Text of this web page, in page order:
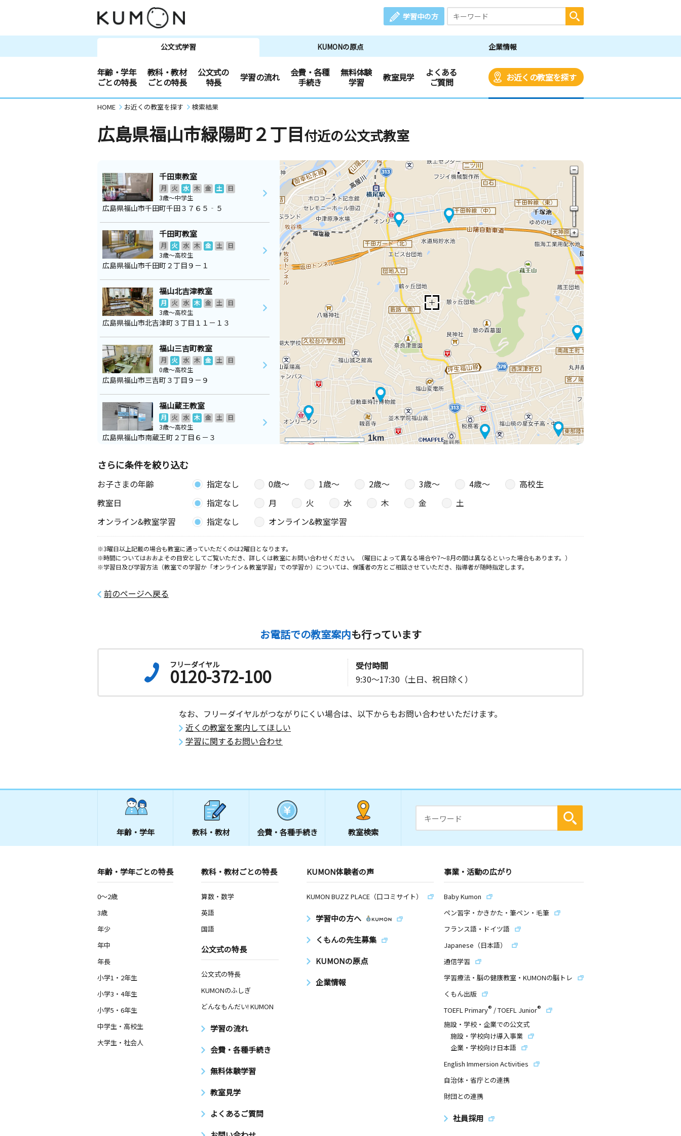
学習中の方
公文式学習 KUMONの原点 企業情報
年齢・学年
ごとの特長
教科・教材
ごとの特長
公文式の
特長
学習の流れ
会費・各種
手続き
無料体験
学習
教室見学
よくある
ご質問
お近くの教室を探す
HOME お近くの教室を探す 検索結果
広島県福山市緑陽町２丁目付近の公文式教室
1km
千田東教室
月 火 水 木 金 土
日
3歳～中学生
広島県福山市千田町千田３７６５‐５
千田町教室
月 火 水 木 金 土
日
3歳～高校生
広島県福山市千田町２丁目９－１
福山北吉津教室
月 火 水 木 金 土
日
3歳～高校生
広島県福山市北吉津町３丁目１１－１３
福山三吉町教室
月 火 水 木 金 土
日
0歳～高校生
広島県福山市三吉町３丁目９－９
福山蔵王教室
月 火 水 木 金 土
日
3歳～高校生
広島県福山市南蔵王町２丁目６－３
福山木之庄教室
2歳～高校生
シティ木之庄２Ｆ
福山深津教室
0歳～高校生
広島県福山市東深津町６丁目１５番３６号塩崎神
社内沖組会館
さらに条件を絞り込む
お子さまの年齢 指定なし 0歳〜 1歳〜 2歳〜 3歳〜 4歳〜
高校生
教室日
指定なし 月 火 水 木 金
土
オンライン&教室学習
指定なし オンライン&教室学習
※3曜日以上記載の場合も教室に通っていただくのは2曜日となります。
※時間についてはおおよその目安としてご覧いただき、詳しくは教室にお問い合わせください。（曜日によって異なる場合や7～8月の間は異なるといった場合もあります。）
※学習日及び学習方法（教室での学習か「オンライン＆教室学習」での学習か）については、保護者の方とご相談させていただき、指導者が随時指定します。
前のページへ戻る
お電話での教室案内も行っています
フリーダイヤル
0120-372-100
受付時間
9:30～17:30（土日、祝日除く）
なお、フリーダイヤルがつながりにくい場合は、以下からもお問い合わせいただけます。
近くの教室を案内してほしい
学習に関するお問い合わせ
年齢・学年 教科・教材 会費・ 各種手続き 教室検索
年齢・学年ごとの特長
0～2歳
3歳
年少
年中
年長
小学1・2年生
小学3・4年生
小学5・6年生
中学生・高校生
大学生・社会人
教科・教材ごとの特長
算数・数学
英語
国語
公文式の特長
公文式の特長
KUMONのふしぎ
どんなもんだい! KUMON
学習の流れ
会費・各種手続き
無料体験学習
教室見学
よくあるご質問
KUMON体験者の声
KUMON BUZZ PLACE（口コミサイト）
学習中の方へ
くもんの先生募集
KUMONの原点
企業情報
事業・活動の広がり
Baby Kumon
ペン習字・かきかた・筆ペン・毛筆
フランス語・ドイツ語
Japanese（日本語）
通信学習
学習療法・脳の健康教室・KUMONの脳トレ
くもん出版
TOEFL Primary® /TOEFL Junior®
施設・学校・企業での公文式
施設・学校向け導入事業
企業・学校向け日本語
English Immersion Activities
自治体・省庁との連携
財団との連携
社員採用